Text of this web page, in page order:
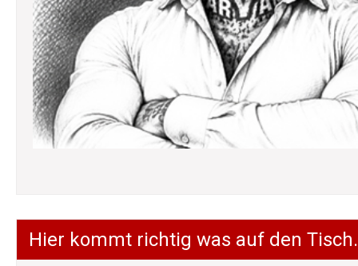
Hier kommt richtig was auf den Tisch.